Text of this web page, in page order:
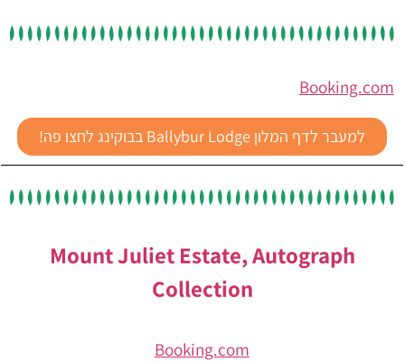
Booking.com
למעבר לדף המלון Ballybur Lodge בבוקינג לחצו פה!
Mount Juliet Estate, Autograph
Collection
Booking.com